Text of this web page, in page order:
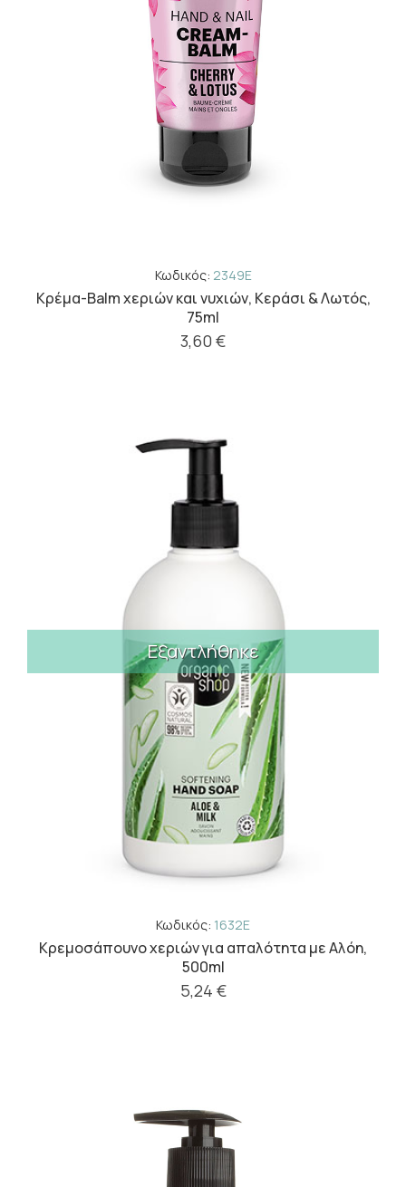
Κωδικός: 2349E
Κρέμα-Balm χεριών και νυχιών, Κεράσι & Λωτός,
75ml
3,60 €
Εξαντλήθηκε
Κωδικός: 1632E
Κρεμοσάπουνο χεριών για απαλότητα με Αλόη,
500ml
5,24 €